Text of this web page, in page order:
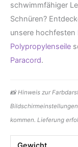
schwimmfähiger
Schnüren?
unsere hochfesten
Polypropylenseile
Paracord.
📸 Hinweis zur
kommen. Lieferung